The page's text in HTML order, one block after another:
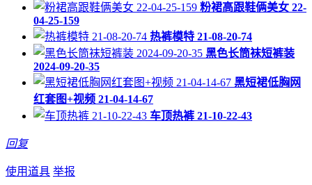
粉裙高跟鞋俩美女 22-
04-25-159
热裤模特 21-08-20-74
黑色长筒袜短裤装
2024-09-20-35
黑短裙低胸网
红套图+视频 21-04-14-67
车顶热裤 21-10-22-43
回复
使用道具 举报